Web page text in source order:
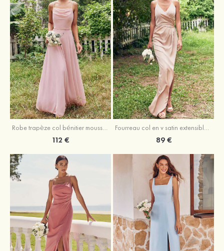
Robe trapèze col bénitier mousseline ras du sol robe de demoiselle d'honneur
112 €
Fourreau col en v satin extensible asymétrique robe de demoiselle d'honneur
89 €